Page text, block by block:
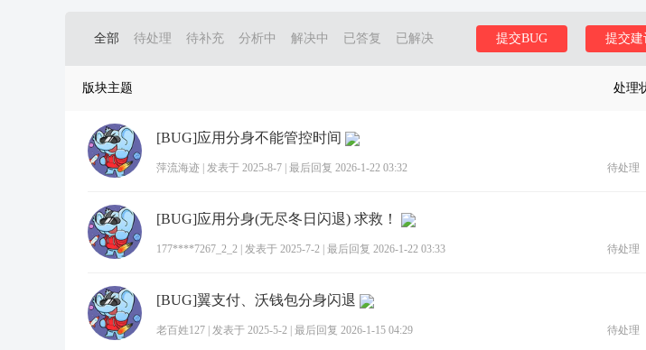
全部 待处理 待补充 分析中 解决中 已答复 已解决 提交建
提交BUG
版块主题 处理
[BUG]应用分身不能管控时间
萍流海迹 发表于 2025-8-7 最后回复 2026-1-22 03:32 待处理
[BUG]应用分身(无尽冬日闪退) 求救！
177****7267_2_2 发表于 2025-7-2 最后回复 2026-1-22 03:33 待处理
[BUG]翼支付、沃钱包分身闪退
老百姓127 发表于 2025-5-2 最后回复 2026-1-15 04:29 待处理